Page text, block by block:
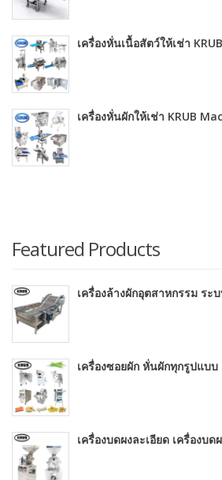
เครื่องหั่นเนื้อสัตว์ให้เช่า
เครื่องหั่นผักให้เช่า KRUB
Featured Products
เครื่องล้างผักอุตสาหกรรม ระ
เครื่องซอยผัก หั่นผักทุกรูปแบบ
เครื่องบดผงละเอียด เครื่องบ